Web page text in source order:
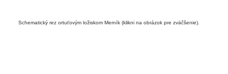
Schematický rez ortuťovým ložiskom Merník (klikni na obrázok pre zväčšenie).